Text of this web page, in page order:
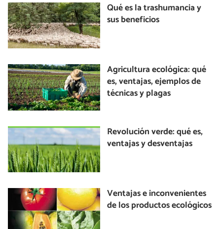
Qué es la trashumancia y
sus beneficios
Agricultura ecológica: qué
es, ventajas, ejemplos de
técnicas y plagas
Revolución verde: qué es,
ventajas y desventajas
Ventajas e inconvenientes
de los productos ecológicos